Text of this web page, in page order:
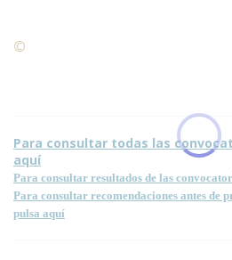
©
Para consultar todas las
aquí
Para consultar resultados de las
Para consultar recomendaciones antes de
pulsa aquí